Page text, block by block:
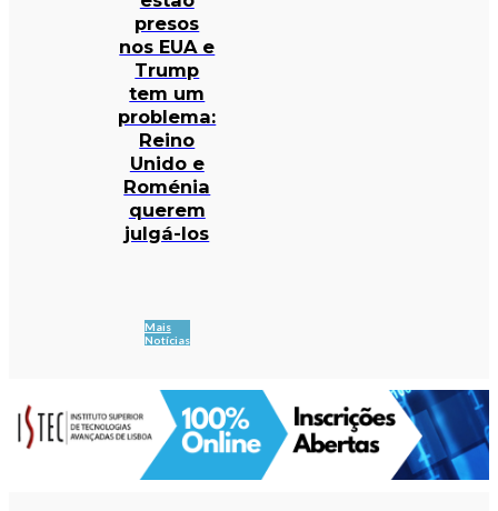
presos
nos EUA e
Trump
tem um
problema:
Reino
Unido e
Roménia
querem
julgá-los
Mais
Notícias